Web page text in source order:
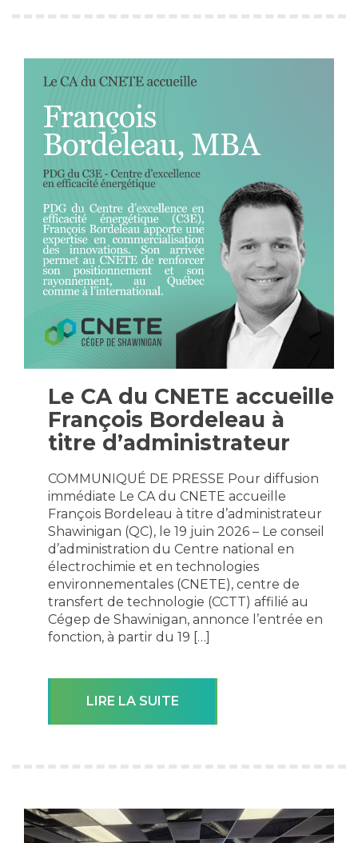
Le CA du CNETE accueille
François Bordeleau à
titre d’administrateur
COMMUNIQUÉ DE PRESSE Pour diffusion
immédiate Le CA du CNETE accueille
François Bordeleau à titre d’administrateur
Shawinigan (QC), le 19 juin 2026 – Le conseil
d’administration du Centre national en
électrochimie et en technologies
environnementales (CNETE), centre de
transfert de technologie (CCTT) affilié au
Cégep de Shawinigan, annonce l’entrée en
fonction, à partir du 19 […]
LIRE LA SUITE